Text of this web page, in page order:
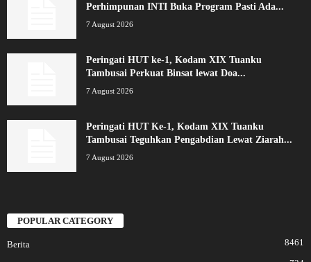
Perhimpunan INTI Buka Program Pasti Ada...
7 August 2026
Peringati HUT ke-1, Kodam XIX Tuanku
Tambusai Perkuat Binsat lewat Doa...
7 August 2026
Peringati HUT Ke-1, Kodam XIX Tuanku
Tambusai Teguhkan Pengabdian Lewat Ziarah...
7 August 2026
POPULAR CATEGORY
Berita 8461